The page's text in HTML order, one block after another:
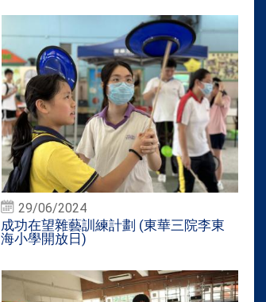
29/06/2024
成功在望雜藝訓練計劃 (東華三院李東
海小學開放日)